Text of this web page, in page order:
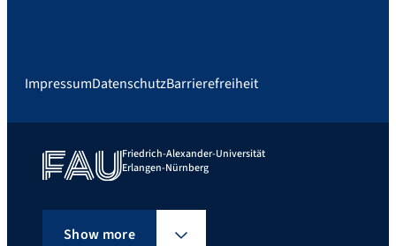
ImpressumDatenschutzBarrierefreiheit
Friedrich-Alexander-Universität
Erlangen-Nürnberg
Show more